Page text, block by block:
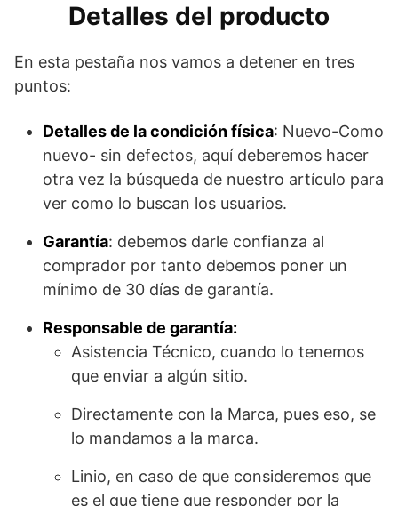
Detalles del producto
En esta pestaña nos vamos a detener en tres
puntos:
Detalles de la condición física: Nuevo-Como
nuevo- sin defectos, aquí deberemos hacer
otra vez la búsqueda de nuestro artículo para
ver como lo buscan los usuarios.
Garantía: debemos darle confianza al
comprador por tanto debemos poner un
mínimo de 30 días de garantía.
Responsable de garantía:
Asistencia Técnico, cuando lo tenemos
que enviar a algún sitio.
Directamente con la Marca, pues eso, se
lo mandamos a la marca.
Linio, en caso de que consideremos que
es el que tiene que responder por la